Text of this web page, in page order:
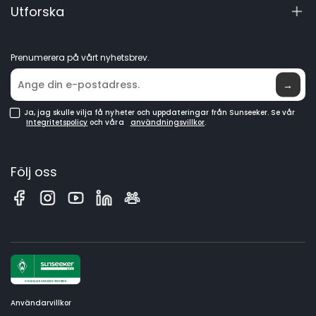
Robotgräsklippare
Robotgräsklippare utan begränsningskabel
Manualer och videor
Elite-labb
Var man kan köpa
Utforska
Prenumerera på vårt nyhetsbrev.
→
Ja, jag skulle vilja få nyheter och uppdateringar från Sunseeker. Se vår
Integritetspolicy och våra användningsvillkor.
Följ oss
Användarvillkor